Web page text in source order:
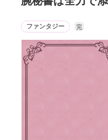
ファンタジー 完